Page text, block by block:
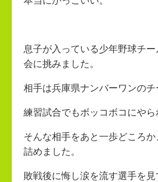
息子が入っている少年野球チ
会に挑みました。
相手は兵庫県ナンバーワンのチ
練習試合でもボッコボコにやら
そんな相手をあと一歩どころ
詰めました。
敗戦後に悔し涙を流す選手を